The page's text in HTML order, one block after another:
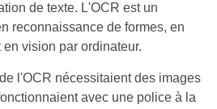
de texte. L'OCR est un
reconnaissance de formes, en
vision par ordinateur.
l'OCR nécessitaient des images
avec une police à la